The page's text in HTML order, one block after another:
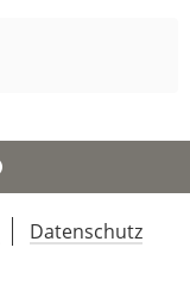
Datenschutz